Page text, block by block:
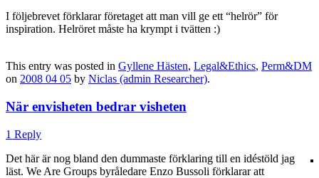
I följebrevet förklarar företaget att man vill ge ett “helrör” för
inspiration. Helröret måste ha krympt i tvätten :)
This entry was posted in Gyllene Hästen, Legal&Ethics, Perm&DM
on 2008 04 05 by Niclas (admin Researcher).
När envisheten bedrar visheten
1 Reply
Det här är nog bland den dummaste förklaring till en idéstöld jag
läst. We Are Groups byråledare Enzo Bussoli förklarar att